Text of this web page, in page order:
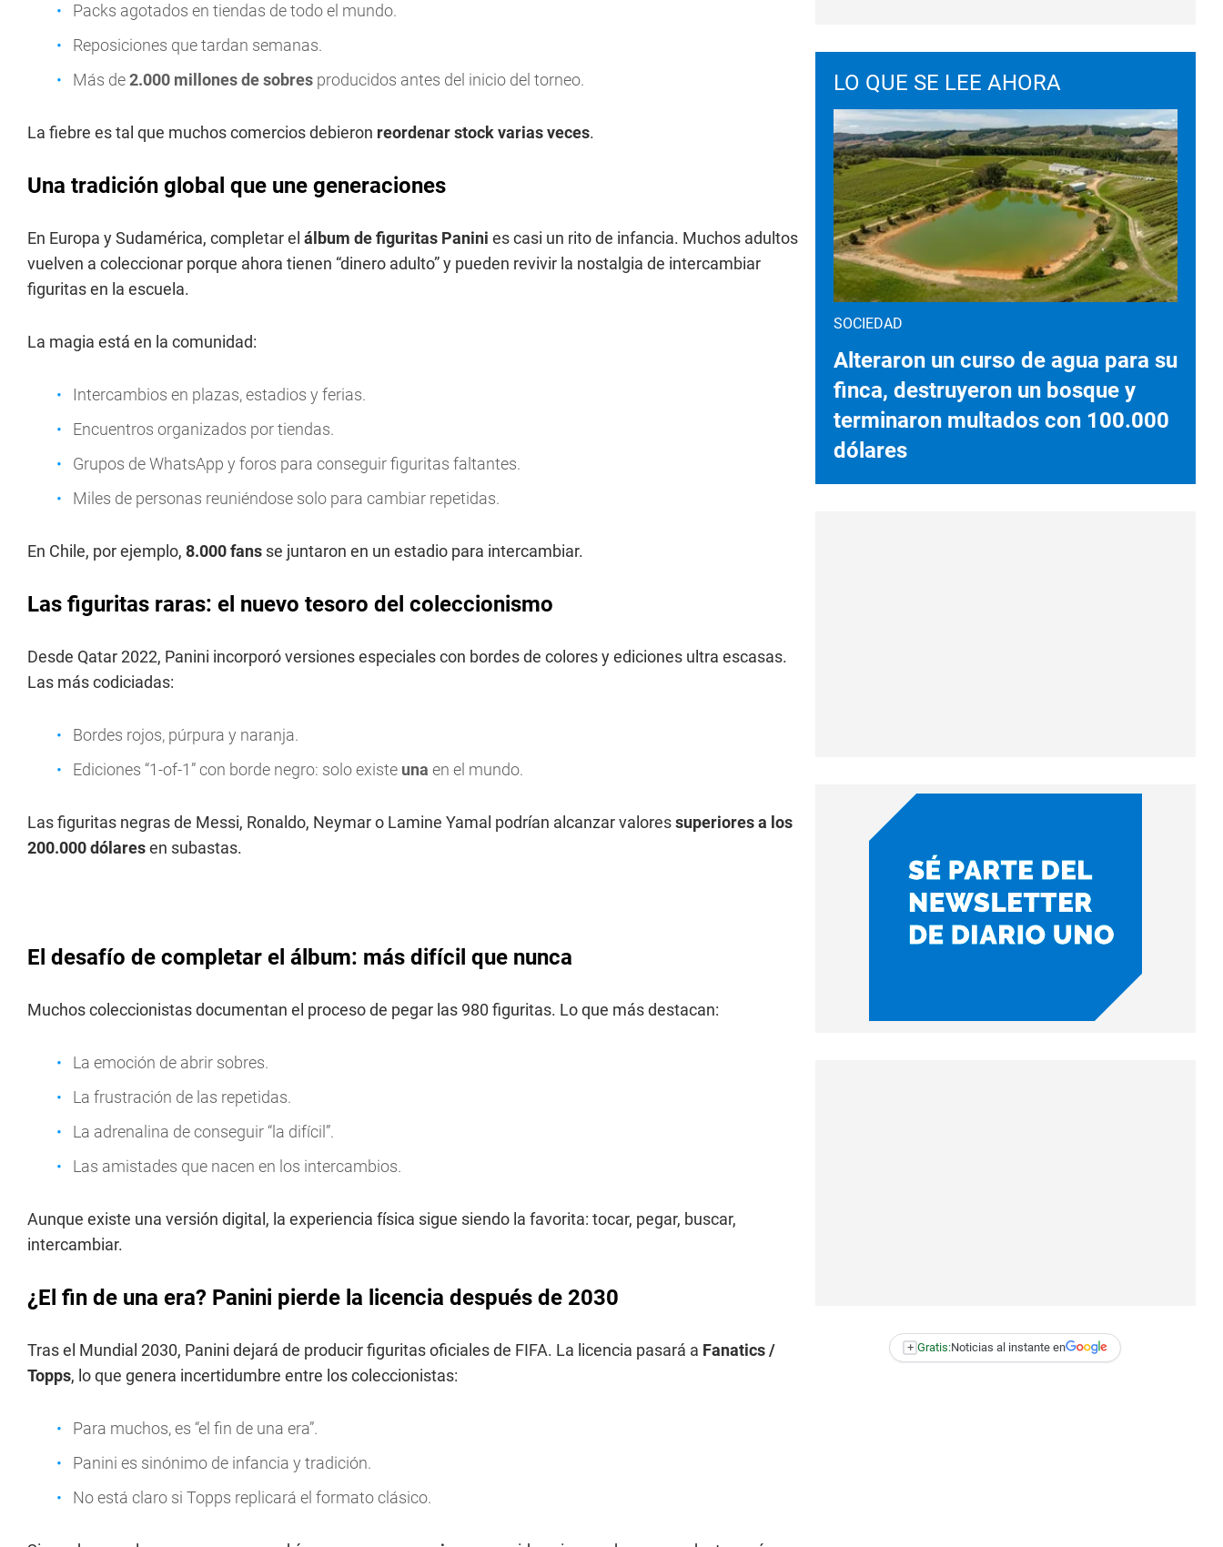
Packs agotados en tiendas de todo el mundo.
Reposiciones que tardan semanas.
Más de2.000 millones de sobres producidos antes del inicio del torneo.
La fiebre es tal que muchos comercios debieron reordenar stock varias veces.
Una tradición global que une generaciones
En Europa y Sudamérica, completar el álbum de figuritas Panini es casi un rito de infancia. Muchos adultos
vuelven a coleccionar porque ahora tienen “dinero adulto” y pueden revivir la nostalgia de intercambiar
figuritas en la escuela.
La magia está en la comunidad:
Intercambios en plazas, estadios y ferias.
Encuentros organizados por tiendas.
Grupos de WhatsApp y foros para conseguir figuritas faltantes.
Miles de personas reuniéndose solo para cambiar repetidas.
En Chile, por ejemplo, 8.000 fans se juntaron en un estadio para intercambiar.
Las figuritas raras: el nuevo tesoro del coleccionismo
Desde Qatar 2022, Panini incorporó versiones especiales con bordes de colores y ediciones ultra escasas.
Las más codiciadas:
Bordes rojos, púrpura y naranja.
Ediciones “1-of-1” con borde negro: solo existe una en el mundo.
Las figuritas negras de Messi, Ronaldo, Neymar o Lamine Yamal podrían alcanzar valoressuperiores a los
200.000 dólaresen subastas.
El desafío de completar el álbum: más difícil que nunca
Muchos coleccionistas documentan el proceso de pegar las 980 figuritas. Lo que más destacan:
La emoción de abrir sobres.
La frustración de las repetidas.
La adrenalina de conseguir “la difícil”.
Las amistades que nacen en los intercambios.
Aunque existe una versión digital, la experiencia física sigue siendo la favorita: tocar, pegar, buscar,
intercambiar.
¿El fin de una era? Panini pierde la licencia después de 2030
Tras el Mundial 2030, Panini dejará de producir figuritas oficiales de FIFA. La licencia pasará a Fanatics /
Topps, lo que genera incertidumbre entre los coleccionistas:
Para muchos, es “el fin de una era”.
Panini es sinónimo de infancia y tradición.
No está claro si Topps replicará el formato clásico.
LO QUE SE LEE AHORA
SOCIEDAD
Alteraron un curso de agua para su
finca, destruyeron un bosque y
terminaron multados con 100.000
dólares
+ Gratis:Noticias al instante en